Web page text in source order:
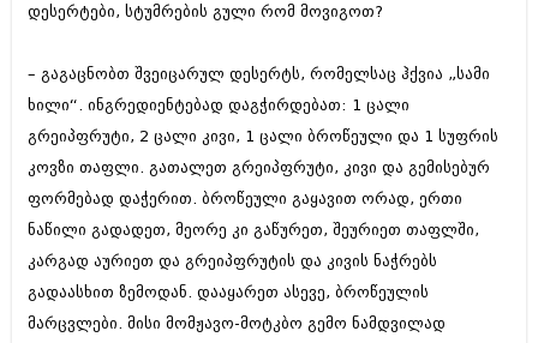
მაისი 2010 (232)
მარტი 2010 (454)
თებერვალი 2010 (421)
იანვარი 2010 (422)
დეკემბერი 2009 (510)
ნოემბერი 2009 (308)
ოქტომბერი 2009 (382)
აგვისტო 2009 (14)
ივლისი 2009 (118)
თებერვალი 0216 (1)
ოქტომბერი 0215 (1)
დესერტები, სტუმრების გული რომ მოვიგოთ?
– გაგაცნობთ შვეიცარულ დესერტს, რომელსაც ჰქვია „სამი
ხილი“. ინგრედიენტებად დაგჭირდებათ: 1 ცალი
გრეიპფრუტი, 2 ცალი კივი, 1 ცალი ბროწეული და 1 სუფრის
კოვზი თაფლი. გათალეთ გრეიპფრუტი, კივი და გემისებურ
ფორმებად დაჭერით. ბროწეული გაყავით ორად, ერთი
ნაწილი გადადეთ, მეორე კი გაწურეთ, შეურიეთ თაფლში,
კარგად აურიეთ და გრეიპფრუტის და კივის ნაჭრებს
გადაასხით ზემოდან. დააყარეთ ასევე, ბროწეულის
მარცვლები. მისი მომჟავო-მოტკბო გემო ნამდვილად